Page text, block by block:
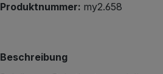
Produktnummer: my2.658
Beschreibung